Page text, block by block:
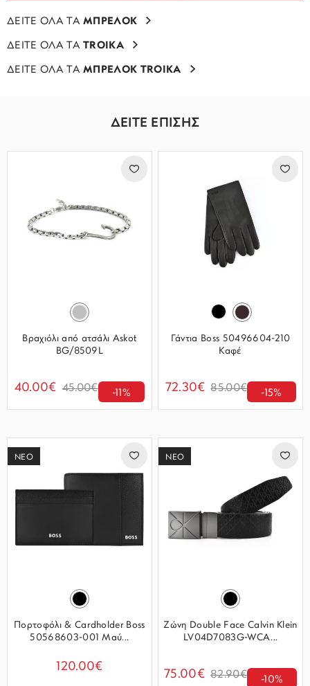
ΔΕΙΤΕ ΟΛΑ ΤΑΜΠΡΕΛΟΚ
ΔΕΙΤΕ ΟΛΑ ΤΑTROIKA
ΔΕΙΤΕ ΟΛΑ ΤΑΜΠΡΕΛΟΚ TROIKA
ΔΕΙΤΕ ΕΠΙΣΗΣ
Βραχιόλι από ατσάλι Askot
BG/8509L
40.00€ 45.00€ -11%
Γάντια Boss 50496604-210
Καφέ
72.30€ 85.00€ -15%
ΝΕΟ
Πορτοφόλι & Cardholder Boss
50568603-001 Μαύ...
120.00€
ΝΕΟ
Ζώνη Double Face Calvin Klein
LV04D7083G-WCA...
75.00€ 82.90€ -10%